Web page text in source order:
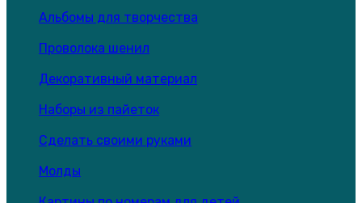
Альбомы для творчества
Проволока шенил
Декоративный материал
Наборы из пайеток
Сделать своими руками
Молды